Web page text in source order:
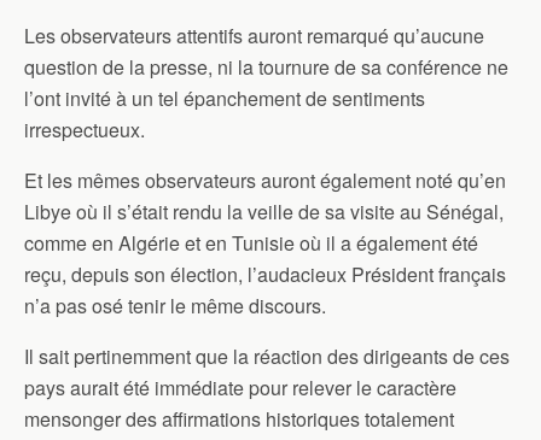
Les observateurs attentifs auront remarqué qu’aucune
question de la presse, ni la tournure de sa conférence ne
l’ont invité à un tel épanchement de sentiments
irrespectueux.
Et les mêmes observateurs auront également noté qu’en
Libye où il s’était rendu la veille de sa visite au Sénégal,
comme en Algérie et en Tunisie où il a également été
reçu, depuis son élection, l’audacieux Président français
n’a pas osé tenir le même discours.
Il sait pertinemment que la réaction des dirigeants de ces
pays aurait été immédiate pour relever le caractère
mensonger des affirmations historiques totalement